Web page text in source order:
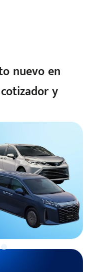
nuevo en
y